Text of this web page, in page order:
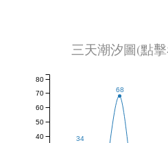
三天潮汐圖(點
34
68
40
50
60
70
80